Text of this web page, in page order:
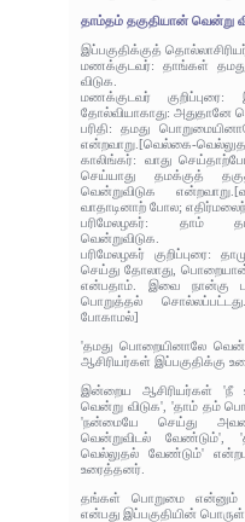
தாம்தம் தகுதியான் வென்று
இப்பகுதிக்குத்
மணக்குடவர்: தாங்கள்
விடுக.
மணக்குடவர்
தோல்வியாகாது: அதுதானே
பரிதி: தமது
என்றவாறு.[வெல்கை-
காலிங்கர்: வாது
செய்யாது தமக்குத்
வென்றுவிடுக
வாதாடினாற் போல;
பரிமேலழகர்: தாம்
வென்றுவிடுக.
பரிமேலழகர் குறிப்புரை:
செய்து தோலாது,
என்பதாம். இவை நான்கு
பொறுத்தல்
போகாமல்]
'தமது பொறையினாலே
ஆசிரியர்கள் இப்பகுதிக்கு
இன்றைய ஆசிரியர்கள் 'நீ
வென்று விடுக', 'தாம் தம்
'நன்மையே செய்து
வென்றுவிடல் வேண்டும்',
வெல்லுதல் வேண்டும்'
உரைத்தனர்.
தங்கள் பொறுமை என்னும்
என்பது இப்பகுதியின்